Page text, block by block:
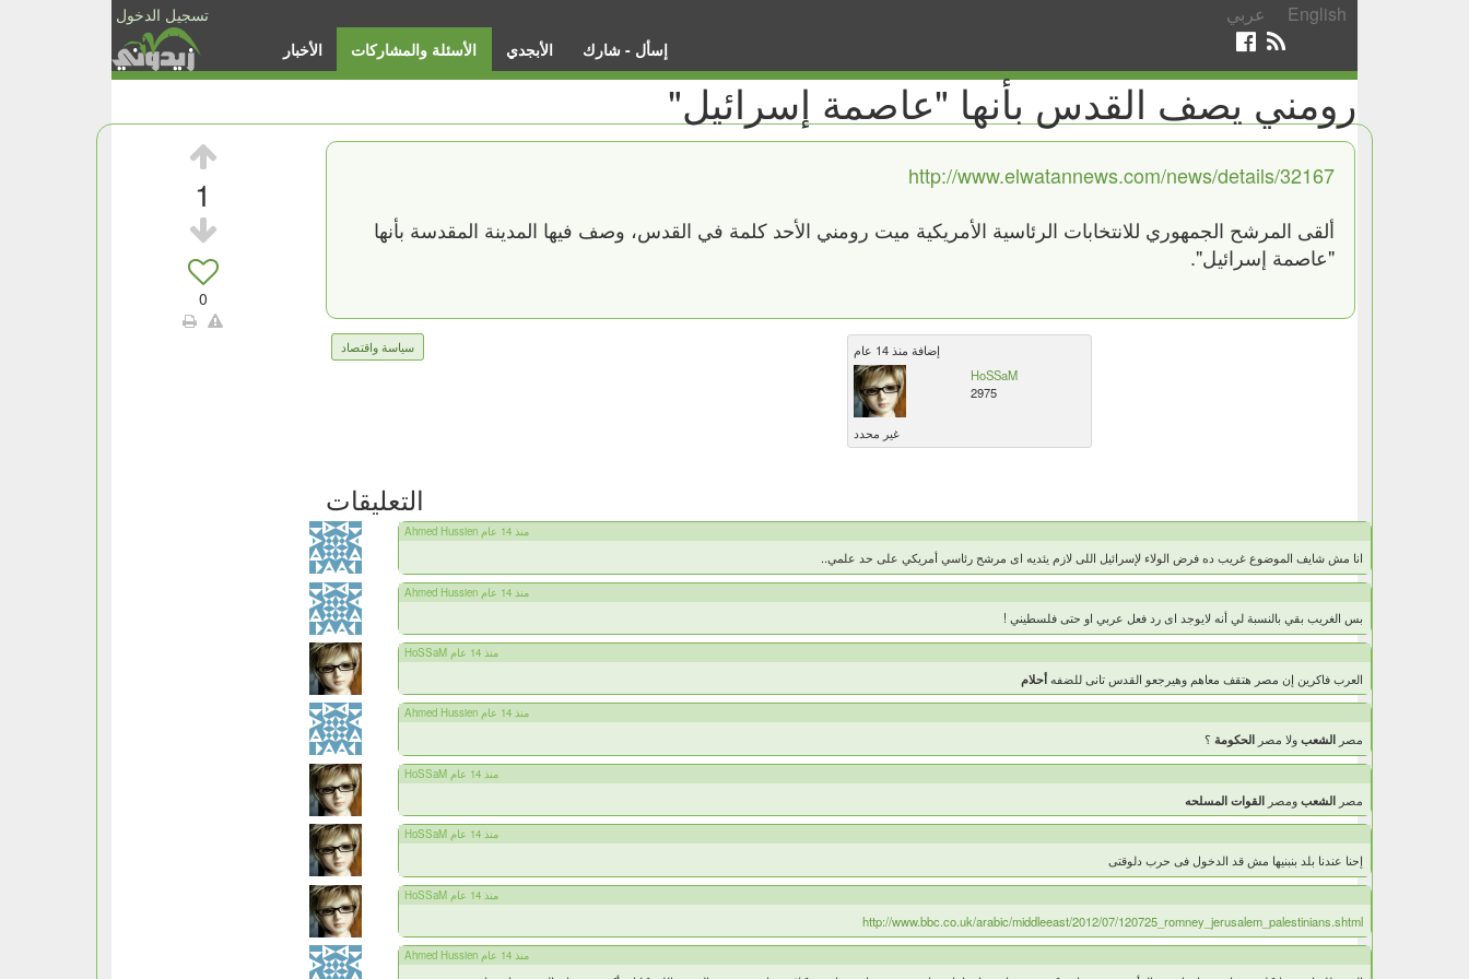
تسجيل الدخول عربي English
الأخبار الأسئلة والمشاركات الأبجدي إسأل - شارك
رومني يصف القدس بأنها "عاصمة إسرائيل"
1
0
http://www.elwatannews.com/news/details/32167
ألقى المرشح الجمهوري للانتخابات الرئاسية الأمريكية ميت رومني الأحد كلمة في القدس، وصف فيها المدينة المقدسة بأنها
"عاصمة إسرائيل".
سياسة واقتصاد
إضافة منذ 14 عام
HoSSaM
2975
غير محدد
التعليقات
Ahmed Hussien منذ 14 عام
انا مش شايف الموضوع غريب ده فرض الولاء لإسرائيل اللى لازم يئديه اى مرشح رئاسي أمريكي على حد علمي..
Ahmed Hussien منذ 14 عام
بس الغريب بقي بالنسبة لي أنه لايوجد اى رد فعل عربي او حتى فلسطيني !
HoSSaM منذ 14 عام
العرب فاكرين إن مصر هتقف معاهم وهيرجعو القدس تانى للضفهأحلام
Ahmed Hussien منذ 14 عام
مصر الشعبولا مصر الحكومة؟
HoSSaM منذ 14 عام
مصر الشعبومصر القوات المسلحه
HoSSaM منذ 14 عام
إحنا عندنا بلد بنبنيها مش قد الدخول فى حرب دلوقتى
HoSSaM منذ 14 عام
http://www.bbc.co.uk/arabic/middleeast/2012/07/120725_romney_jerusalem_palestinians.shtml
Ahmed Hussien منذ 14 عام